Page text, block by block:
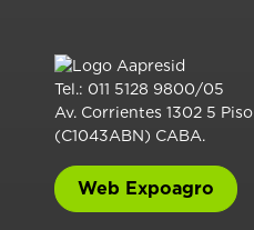
Tel.: 011 5128 9800/05
Av. Corrientes 1302 5 Piso
(C1043ABN) CABA.
Web Expoagro